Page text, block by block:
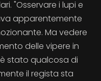
"Osservare i lupi e
apparentemente
Ma vedere
delle vipere in
stato qualcosa di
il regista sta